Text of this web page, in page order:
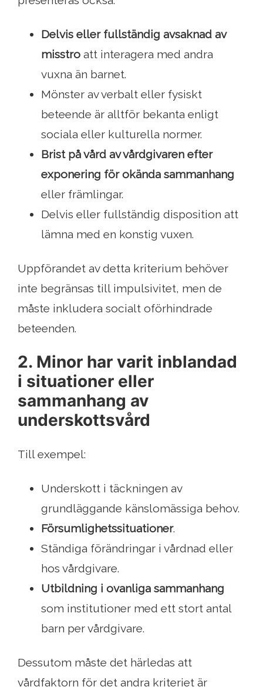
Delvis eller fullständig avsaknad av
misstro att interagera med andra
vuxna än barnet.
Mönster av verbalt eller fysiskt
beteende är alltför bekanta enligt
sociala eller kulturella normer.
Brist på vård av vårdgivaren efter
exponering för okända sammanhang
eller främlingar.
Delvis eller fullständig disposition att
lämna med en konstig vuxen.
Uppförandet av detta kriterium behöver
inte begränsas till impulsivitet, men de
måste inkludera socialt oförhindrade
beteenden.
2. Minor har varit inblandad
i situationer eller
sammanhang av
underskottsvård
Till exempel:
Underskott i täckningen av
grundläggande känslomässiga behov.
Försumlighetssituationer.
Ständiga förändringar i vårdnad eller
hos vårdgivare.
Utbildning i ovanliga sammanhang
som institutioner med ett stort antal
barn per vårdgivare.
Dessutom måste det härledas att
vårdfaktorn för det andra kriteriet är